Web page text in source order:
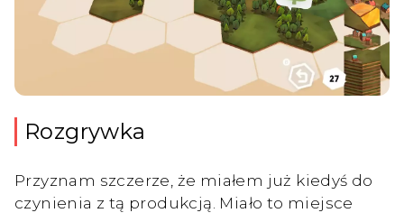
Rozgrywka
Przyznam szczerze, że miałem już kiedyś do
czynienia z tą produkcją. Miało to miejsce